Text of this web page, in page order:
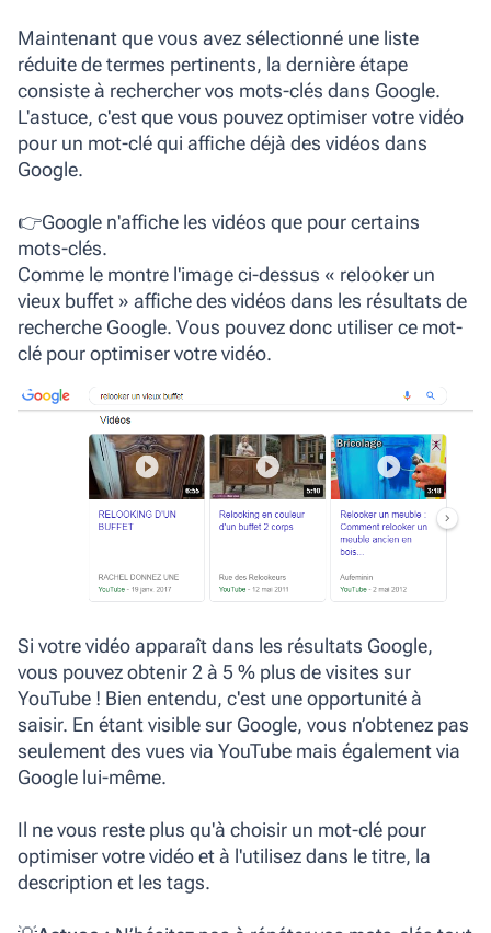
Maintenant que vous avez sélectionné une liste
réduite de termes pertinents, la dernière étape
consiste à rechercher vos mots-clés dans Google.
L'astuce, c'est que vous pouvez optimiser votre vidéo
pour un mot-clé qui affiche déjà des vidéos dans
Google.
👉Google n'affiche les vidéos que pour certains
mots-clés.
Comme le montre l'image ci-dessus « relooker un
vieux buffet » affiche des vidéos dans les résultats de
recherche Google. Vous pouvez donc utiliser ce mot-
clé pour optimiser votre vidéo.
Si votre vidéo apparaît dans les résultats Google,
vous pouvez obtenir 2 à 5 % plus de visites sur
YouTube ! Bien entendu, c'est une opportunité à
saisir. En étant visible sur Google, vous n’obtenez pas
seulement des vues via YouTube mais également via
Google lui-même.
Il ne vous reste plus qu'à choisir un mot-clé pour
optimiser votre vidéo et à l'utilisez dans le titre, la
description et les tags.